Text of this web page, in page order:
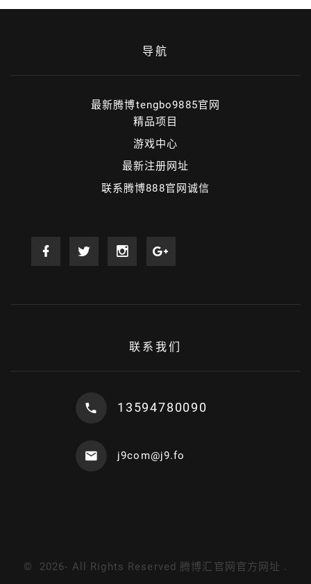
导航
最新腾博tengbo9885官网
精品项目
游戏中心
最新注册网址
联系腾博888官网诚信
联系我们
13594780090
j9com@j9.fo
© 2026- All Rights Reserved 腾博汇官网官方网址 .